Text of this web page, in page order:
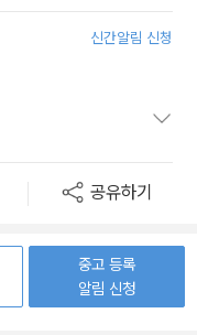
신간알림 신청
공유하기
중고 등록
알림 신청